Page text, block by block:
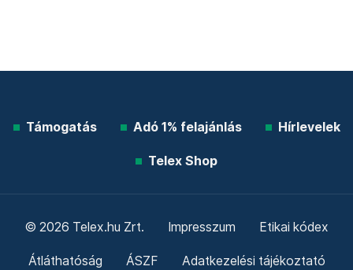
Támogatás Adó 1% felajánlás Hírlevelek
Telex Shop
© 2026 Telex.hu Zrt. Impresszum Etikai kódex
Átláthatóság ÁSZF Adatkezelési tájékoztató